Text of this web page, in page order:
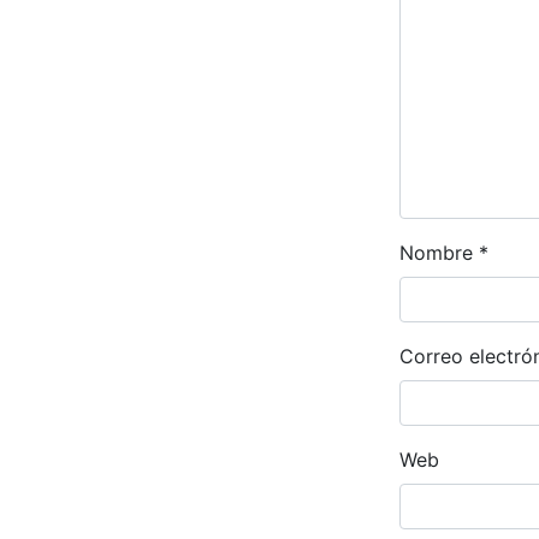
Nombre *
Correo
Web